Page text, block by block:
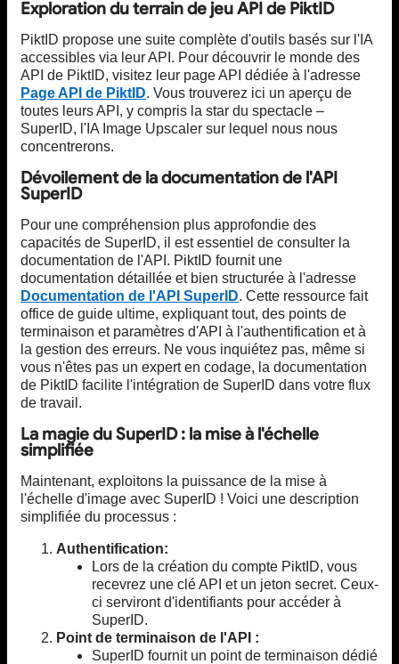
Exploration du terrain de jeu API de PiktID
PiktID propose une suite complète d'outils basés sur l'IA
accessibles via leur API. Pour découvrir le monde des
API de PiktID, visitez leur page API dédiée à l'adresse
Page API de PiktID. Vous trouverez ici un aperçu de
toutes leurs API, y compris la star du spectacle –
SuperID, l'IA Image Upscaler sur lequel nous nous
concentrerons.
Dévoilement de la documentation de l'API
SuperID
Pour une compréhension plus approfondie des
capacités de SuperID, il est essentiel de consulter la
documentation de l'API. PiktID fournit une
documentation détaillée et bien structurée à l'adresse
Documentation de l'API SuperID. Cette ressource fait
office de guide ultime, expliquant tout, des points de
terminaison et paramètres d'API à l'authentification et à
la gestion des erreurs. Ne vous inquiétez pas, même si
vous n'êtes pas un expert en codage, la documentation
de PiktID facilite l'intégration de SuperID dans votre flux
de travail.
La magie du SuperID : la mise à l'échelle
simplifiée
Maintenant, exploitons la puissance de la mise à
l'échelle d'image avec SuperID ! Voici une description
simplifiée du processus :
Authentification:
Lors de la création du compte PiktID, vous
recevrez une clé API et un jeton secret. Ceux-
ci serviront d'identifiants pour accéder à
SuperID.
Point de terminaison de l'API :
SuperID fournit un point de terminaison dédié